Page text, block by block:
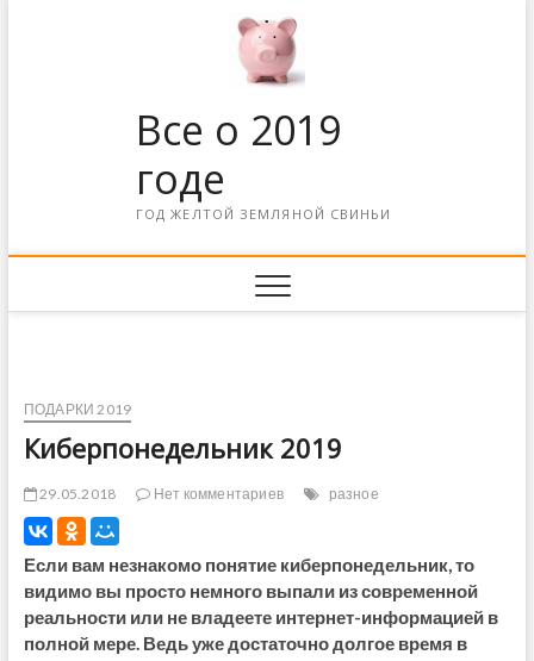
Все о 2019
годе
ГОД ЖЕЛТОЙ ЗЕМЛЯНОЙ СВИНЬИ
ПОДАРКИ 2019
Киберпонедельник 2019
29.05.2018 Нет комментариев разное
Если вам незнакомо понятие киберпонедельник, то
видимо вы просто немного выпали из современной
реальности или не владеете интернет-информацией в
полной мере. Ведь уже достаточно долгое время в